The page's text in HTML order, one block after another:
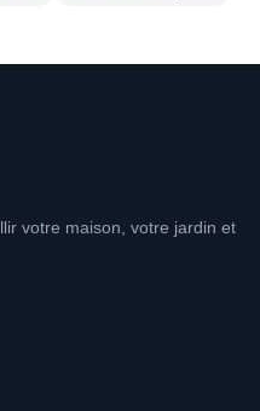
votre maison, votre jardin et